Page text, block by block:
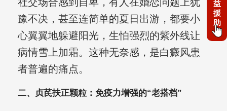
豫不决，甚至连简单的夏日出游，都要小
心翼翼地躲避阳光，生怕强烈的紫外线让
病情雪上加霜。这种无奈感，是白癜风患
者普遍的痛点。
二、贞芪扶正颗粒：免疫力增强的“老搭档”
益
援
助